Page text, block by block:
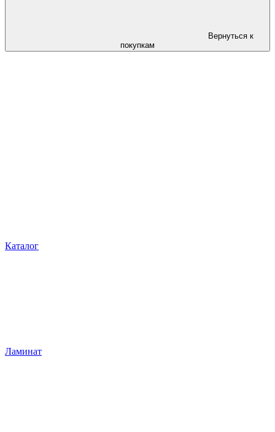
Вернуться к
покупкам
Каталог
Ламинат